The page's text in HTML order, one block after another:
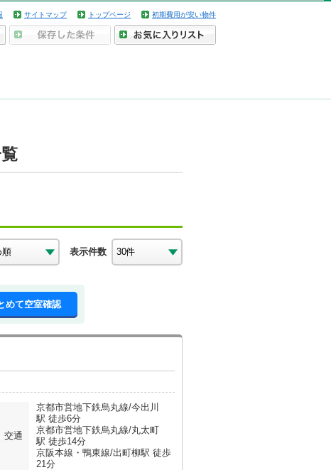
サイトマップ トップページ 初期費用が安い物件
表示件数
めて空室確認
交通
京都市営地下鉄烏丸線/今出川
駅 徒歩6分
京都市営地下鉄烏丸線/丸太町
駅 徒歩14分
京阪本線・鴨東線/出町柳駅 徒歩
21分